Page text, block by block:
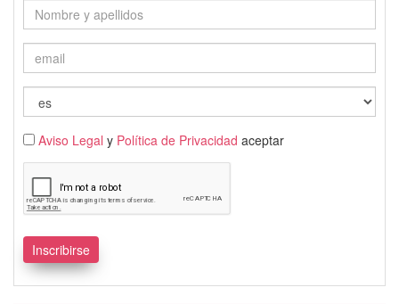
Aviso Legal y Política de Privacidad aceptar